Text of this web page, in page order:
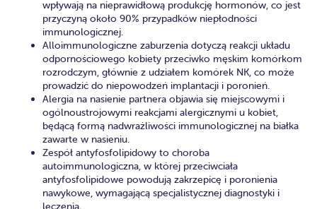
wpływają na nieprawidłową produkcję hormonów, co jest
przyczyną około 90% przypadków niepłodności
immunologicznej.
Alloimmunologiczne zaburzenia dotyczą reakcji układu
odpornościowego kobiety przeciwko męskim komórkom
rozrodczym, głównie z udziałem komórek NK, co może
prowadzić do niepowodzeń implantacji i poronień.
Alergia na nasienie partnera objawia się miejscowymi i
ogólnoustrojowymi reakcjami alergicznymi u kobiet,
będącą formą nadwrażliwości immunologicznej na białka
zawarte w nasieniu.
Zespół antyfosfolipidowy to choroba
autoimmunologiczna, w której przeciwciała
antyfosfolipidowe powodują zakrzepicę i poronienia
nawykowe, wymagającą specjalistycznej diagnostyki i
leczenia.